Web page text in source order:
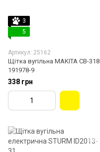
3
5
Артикул: 25162
Щітка вугільна MAKITA СВ-318
191978-9
338 грн